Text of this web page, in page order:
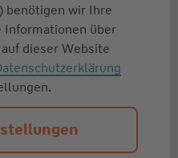
) benötigen wir Ihre
über
dieser Website